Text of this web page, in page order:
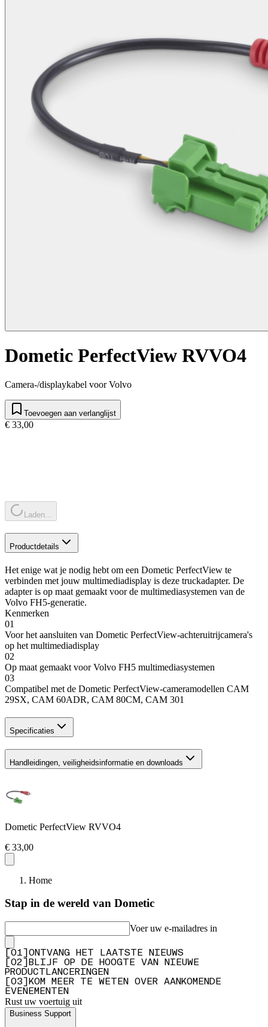
Dometic PerfectView RVVO4
Camera-/displaykabel voor Volvo
Toevoegen aan verlanglijst
€ 33,00
Laden...
Productdetails
Het enige wat je nodig hebt om een Dometic PerfectView te
verbinden met jouw multimediadisplay is deze truckadapter. De
adapter is op maat gemaakt voor de multimediasystemen van de
Volvo FH5-generatie.
Kenmerken
01
Voor het aansluiten van Dometic PerfectView-achteruitrijcamera's
op het multimediadisplay
02
Op maat gemaakt voor Volvo FH5 multimediasystemen
03
Compatibel met de Dometic PerfectView-cameramodellen CAM
29SX, CAM 60ADR, CAM 80CM, CAM 301
Specificaties
Handleidingen, veiligheidsinformatie en downloads
Dometic PerfectView RVVO4
€ 33,00
Home
Stap in de wereld van Dometic
Voer uw e-mailadres in
01
ONTVANG HET LAATSTE NIEUWS
02
BLIJF OP DE HOOGTE VAN NIEUWE
PRODUCTLANCERINGEN
03
KOM MEER TE WETEN OVER AANKOMENDE
EVENEMENTEN
Rust uw voertuig uit
Business Support